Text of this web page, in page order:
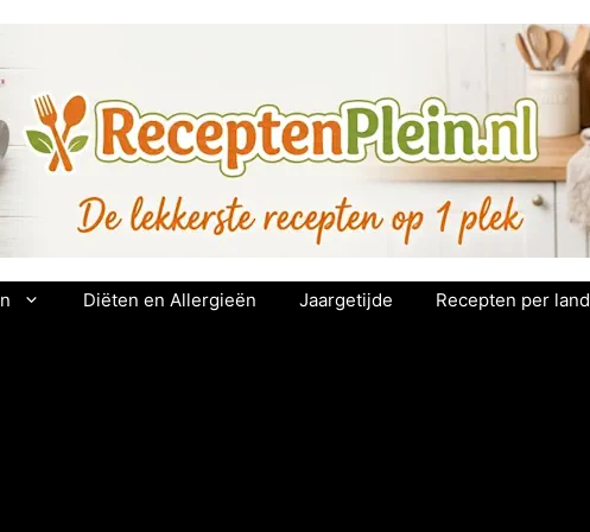
Diëten en Allergieën Jaargetijde Recepten per land